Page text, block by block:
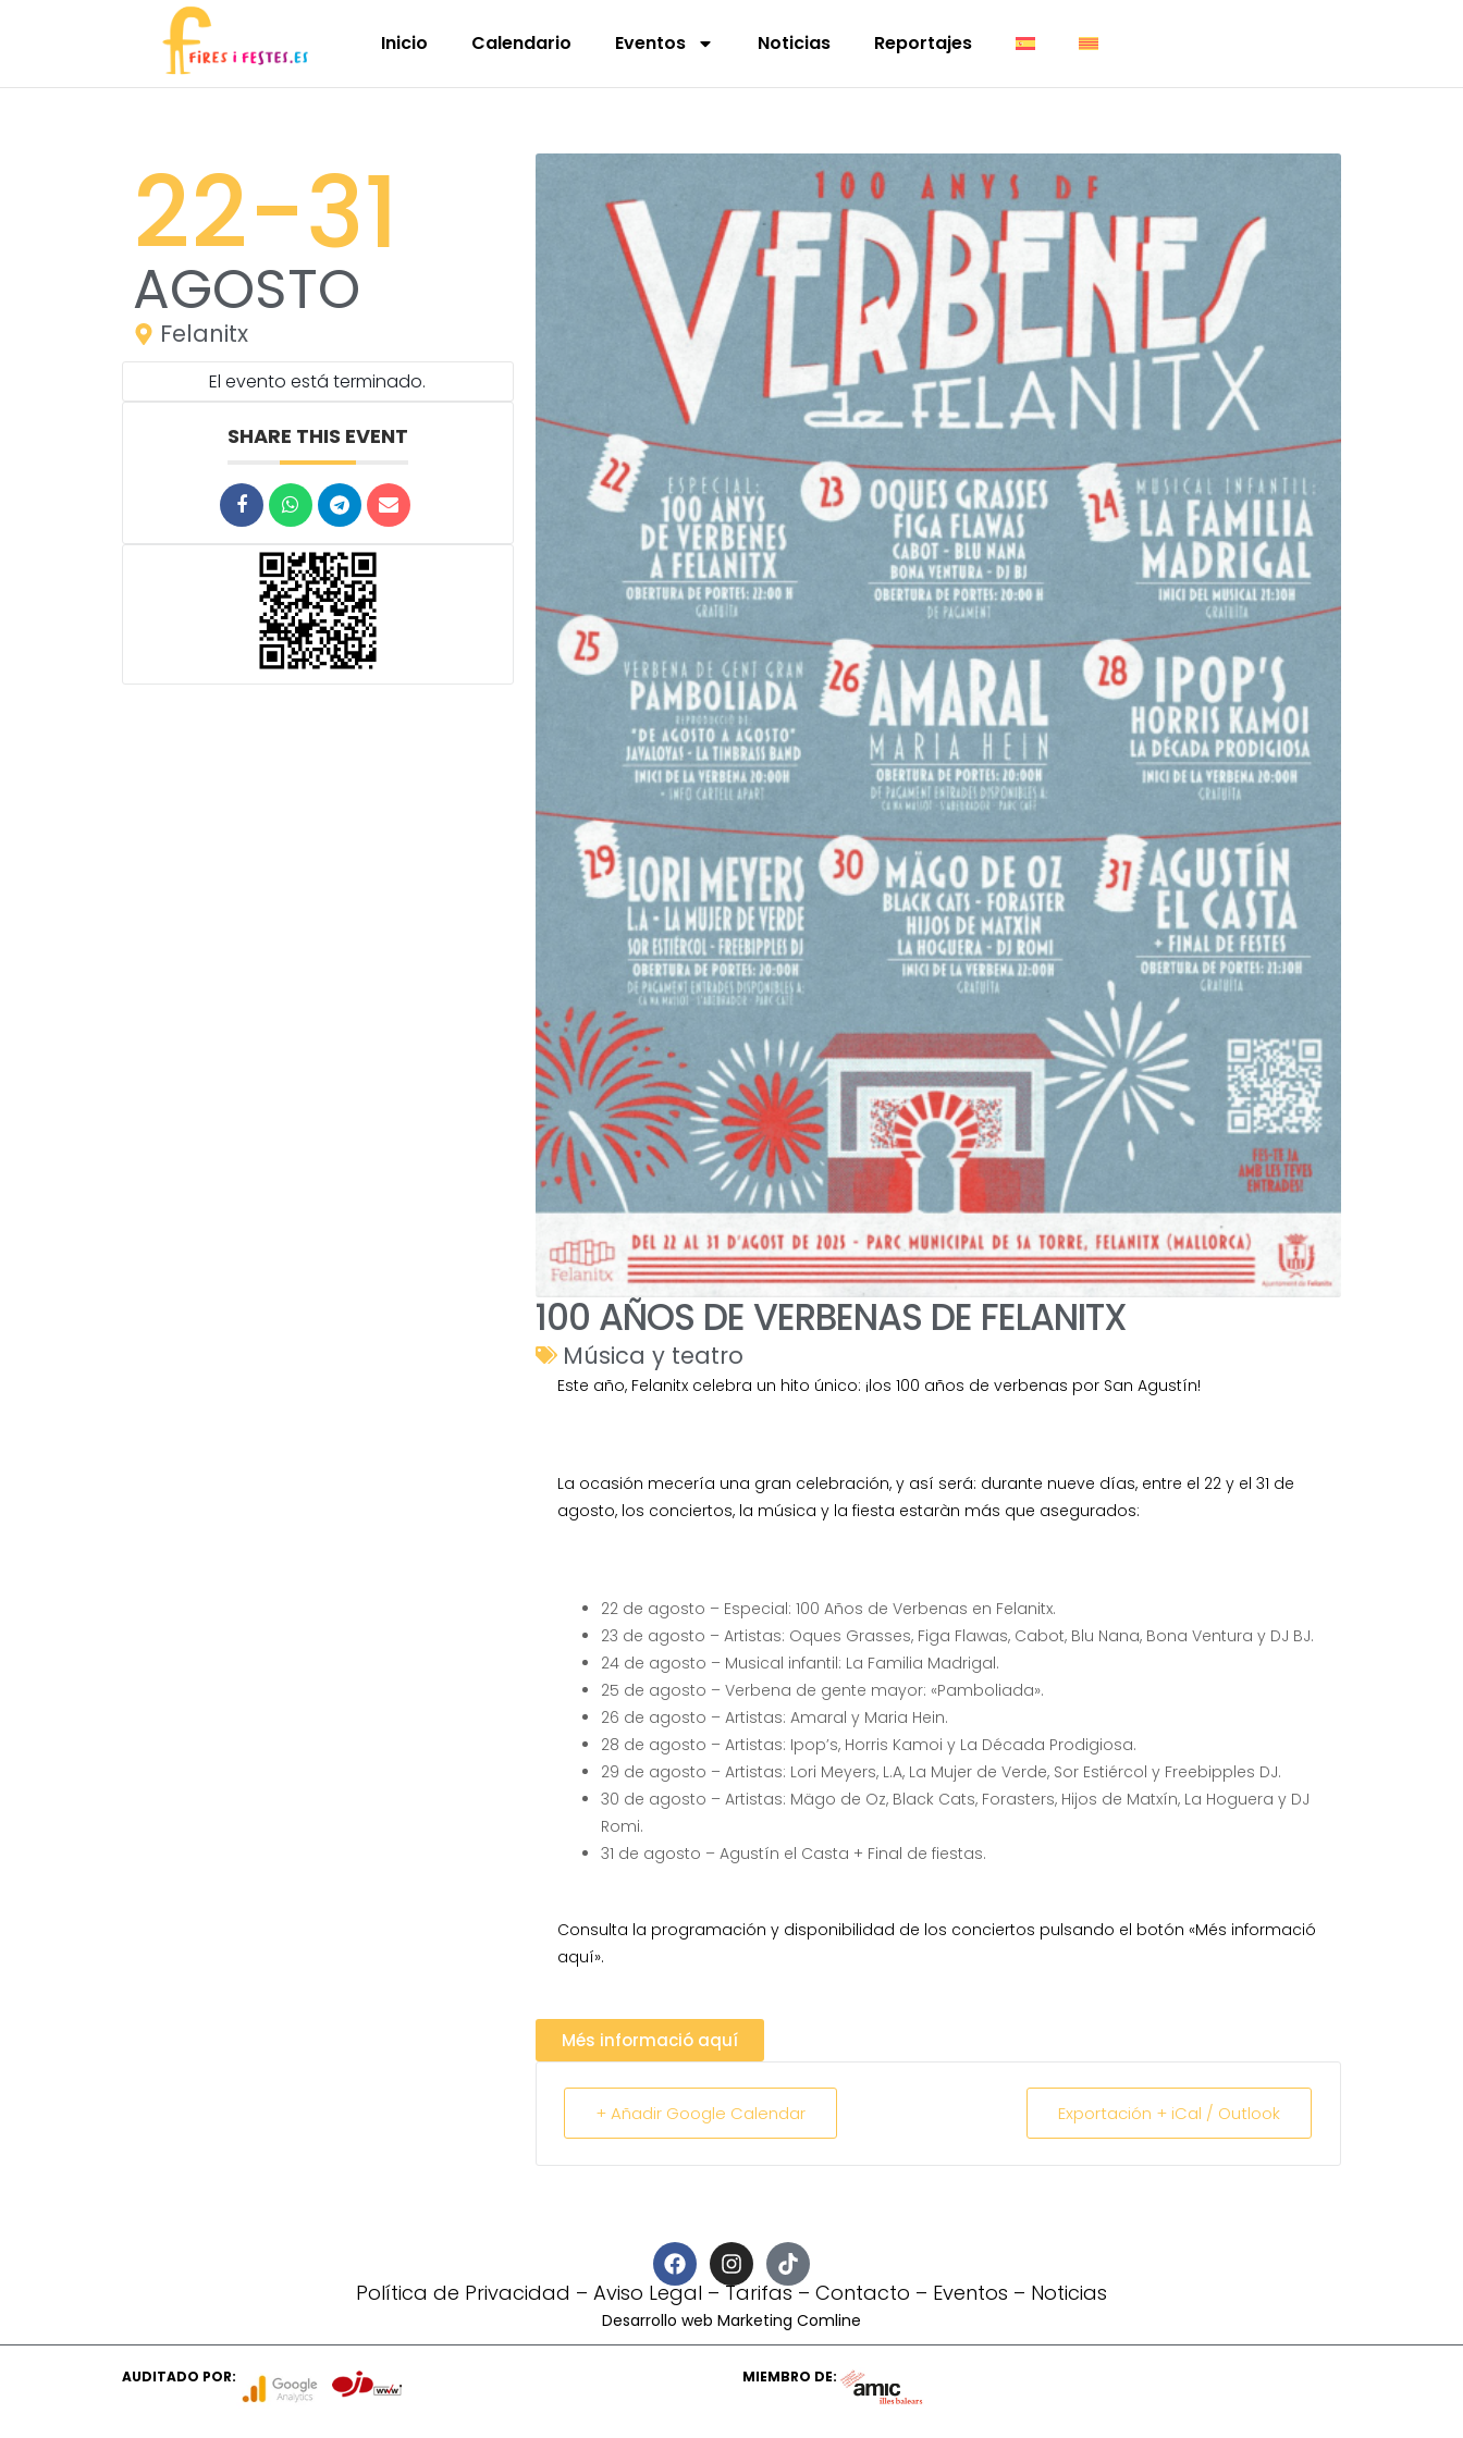
Inicio Calendario Eventos Noticias Reportajes
22-31
AGOSTO
Felanitx
El evento está terminado.
SHARE THIS EVENT
100 AÑOS DE VERBENAS DE FELANITX
Música y teatro
Este año, Felanitx celebra un hito único: ¡los 100 años de verbenas por San Agustín!
La ocasión mecería una gran celebración, y así será: durante nueve días, entre el 22 y el 31 de
agosto, los conciertos, la música y la fiesta estaràn más que asegurados:
22 de agosto – Especial: 100 Años de Verbenas en Felanitx.
23 de agosto – Artistas: Oques Grasses, Figa Flawas, Cabot, Blu Nana, Bona Ventura y DJ BJ.
24 de agosto – Musical infantil: La Familia Madrigal.
25 de agosto – Verbena de gente mayor: «Pamboliada».
26 de agosto – Artistas: Amaral y Maria Hein.
28 de agosto – Artistas: Ipop’s, Horris Kamoi y La Década Prodigiosa.
29 de agosto – Artistas: Lori Meyers, L.A, La Mujer de Verde, Sor Estiércol y Freebipples DJ.
30 de agosto – Artistas: Mägo de Oz, Black Cats, Forasters, Hijos de Matxín, La Hoguera y DJ
Romi.
31 de agosto – Agustín el Casta + Final de fiestas.
Consulta la programación y disponibilidad de los conciertos pulsando el botón «Més informació
aquí».
Més informació aquí
+ Añadir Google Calendar Exportación + iCal / Outlook
Política de Privacidad – Aviso Legal –Tarifas– Contacto – Eventos – Noticias
Desarrollo web Marketing Comline
AUDITADO POR: MIEMBRO DE: